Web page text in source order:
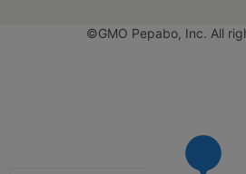
©GMO Pepabo, Inc. All